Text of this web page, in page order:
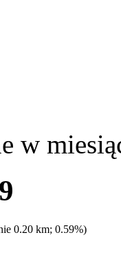
w
0.20 km; 0.59%)